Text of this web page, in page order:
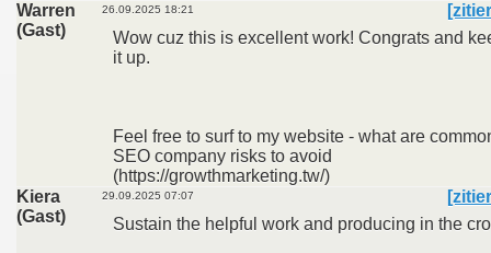
Warren
(Gast)
26.09.2025 18:21
Wow cuz this is excellent work! Congrats and
it up.
Feel free to surf to my website - what are
SEO company risks to avoid
(https://growthmarketing.tw/)
Kiera
(Gast)
29.09.2025 07:07
Sustain the helpful work and producing in the